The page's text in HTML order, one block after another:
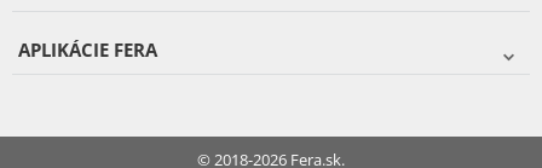
APLIKÁCIE FERA
© 2018-2026 Fera.sk.